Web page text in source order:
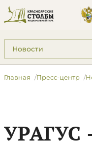
Подразделы: Пресс-
Главная Пресс-центр
​УРАГУС